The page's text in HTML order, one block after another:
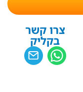
צרו קשר
בקליק